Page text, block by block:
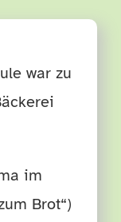
war zu
im
Brot“)